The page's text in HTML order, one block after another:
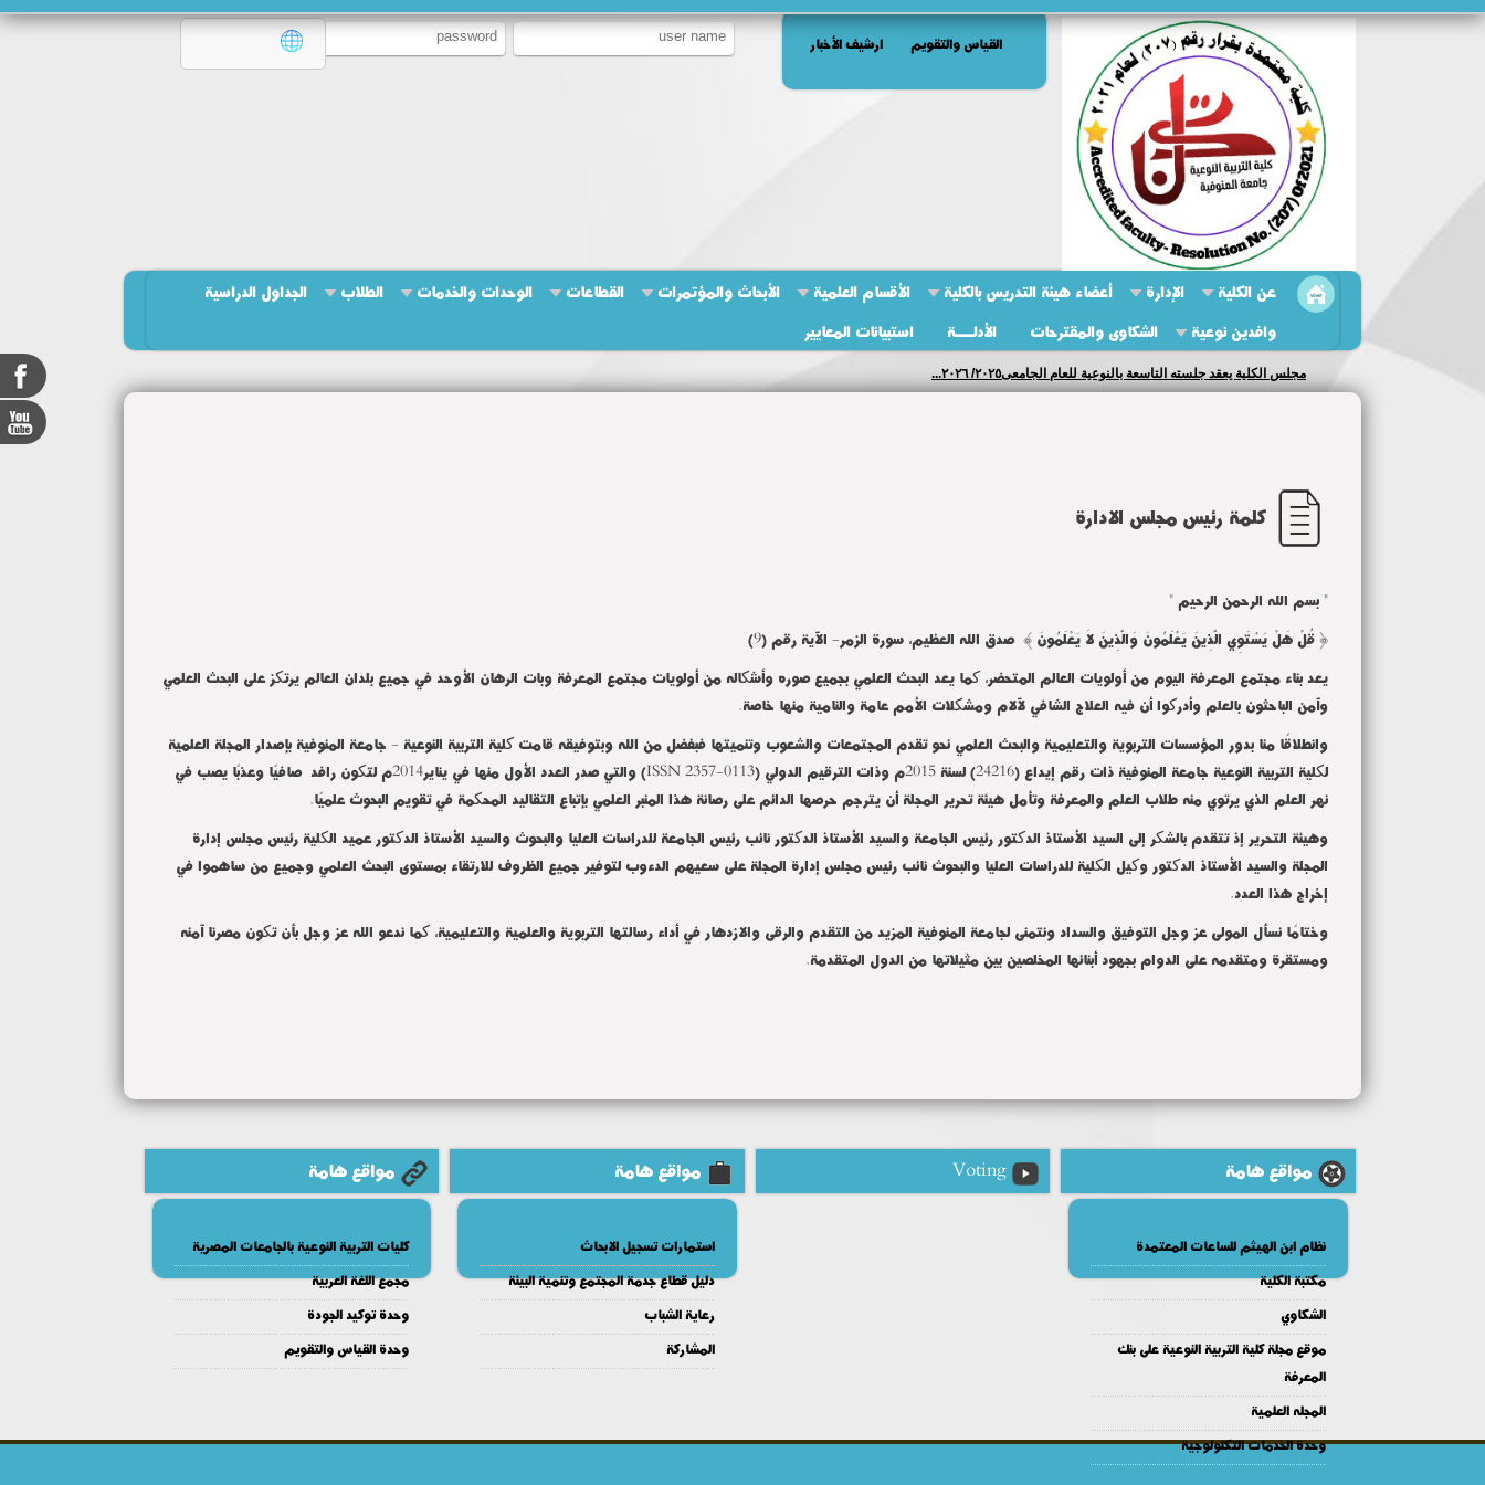
القياس والتقويم ارشيف الأخبار
عن الكلية الإدارة أعضاء هيئة التدريس بالكلية الأقسام العلمية الأبحاث والمؤتمرات القطاعات الوحدات والخدمات الطلاب
الجداول الدراسية
وافدين نوعية
الشكاوى والمقترحات الأدلــــة استبيانات المعايير
مجلس الكلية يعقد جلسته التاسعة بالنوعية للعام الجامعى٢٠٢٥/ ٢٠٢٦...
كلمة رئيس مجلس الادارة
" بسم الله الرحمن الرحيم "
{ قُلْ هَلْ يَسْتَوِي الَّذِينَ يَعْلَمُونَ وَالَّذِينَ لاَ يَعْلَمُونَ } صدق الله العظيم، سورة الزمر- الآية رقم (9)
يعد بناء مجتمع المعرفة اليوم من أولويات العالم المتحضر، کما يعد البحث العلمي بجميع صوره وأشکاله من أولويات مجتمع المعرفة وبات الرهان الأوحد في جميع بلدان العالم يرتکز على البحث العلمي
وآمن الباحثون بالعلم وأدرکوا أن فيه العلاج الشافي لآلام ومشکلات الأمم عامة والنامية منها خاصة.
وانطلاقًا منا بدور المؤسسات التربوية والتعليمية والبحث العلمي نحو تقدم المجتمعات والشعوب وتنميتها فبفضل من الله وبتوفيقه قامت کلية التربية النوعية - جامعة المنوفية بإصدار المجلة العلمية
لکلية التربية النوعية جامعة المنوفية ذات رقم إيداع (24216) لسنة 2015م وذات الترقيم الدولي (ISSN 2357-0113) والتي صدر العدد الأول منها في يناير2014م لتکون رافداً صافيًا وعذبًا يصب في
نهر العلم الذي يرتوي منه طلاب العلم والمعرفة وتأمل هيئة تحرير المجلة أن يترجم حرصها الدائم على رصانة هذا المنبر العلمي بإتباع التقاليد المحکمة في تقويم البحوث علميًا.
وهيئة التحرير إذ تتقدم بالشکر إلى السيد الأستاذ الدکتور رئيس الجامعة والسيد الأستاذ الدکتور نائب رئيس الجامعة للدراسات العليا والبحوث والسيد الأستاذ الدکتور عميد الکلية رئيس مجلس إدارة
المجلة والسيد الأستاذ الدکتور وکيل الکلية للدراسات العليا والبحوث نائب رئيس مجلس إدارة المجلة على سعيهم الدءوب لتوفير جميع الظروف للارتقاء بمستوى البحث العلمي وجميع من ساهموا في
إخراج هذا العدد.
وختامًا نسأل المولى عز وجل التوفيق والسداد ونتمنى لجامعة المنوفية المزيد من التقدم والرقى والازدهار في أداء رسالتها التربوية والعلمية والتعليمية، کما ندعو الله عز وجل بأن تکون مصرنا آمنه
ومستقرة ومتقدمه على الدوام بجهود أبنائها المخلصين بين مثيلاتها من الدول المتقدمة.
مواقع هامة
نظام ابن الهيثم للساعات المعتمدة
مكتبة الكلية
الشكاوي
موقع مجلة كلية التربية النوعية على بنك
المعرفة
المجله العلمية
وحدة الخدمات التكنولوجية
Voting مواقع هامة
استمارات تسجيل الابحاث
دليل قطاع جدمة المجتمع وتنمية البيئة
رعاية الشباب
المشاركة
مواقع هامة
كليات التربية النوعية بالجامعات المصرية
مجمع اللغة العربية
وحدة توكيد الجودة
وحدة القياس والتقويم